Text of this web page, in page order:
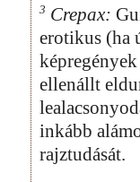
3 Crepax:
erotikus (ha
ellenállt
inkább
rajztudását.